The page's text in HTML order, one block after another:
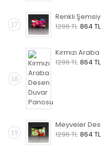
17
1296 TL 864 TL
18
1296 TL 864 TL
19
1296 TL 864 TL